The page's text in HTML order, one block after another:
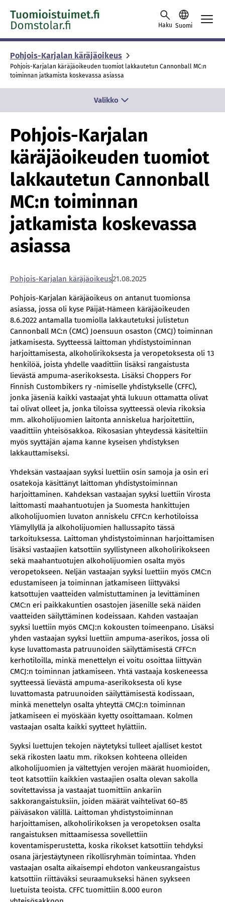
Siirry sisältöön
Haku Suomi
Pohjois-Karjalan käräjäoikeus
Pohjois-Karjalan käräjäoikeuden tuomiot lakkautetun Cannonball MC:n
toiminnan jatkamista koskevassa asiassa
Valikko
Pohjois-Karjalan
käräjäoikeuden tuomiot
lakkautetun Cannonball
MC:n toiminnan
jatkamista koskevassa
asiassa
Poh­jois-Kar­ja­lan kä­rä­jä­oi­keus21.08.2025
Pohjois-Karjalan käräjäoikeus on antanut tuomionsa
asiassa, jossa oli kyse Päijät-Hämeen käräjäoikeuden
8.6.2022 antamalla tuomiolla lakkautetuksi julistetun
Cannonball MC:n (CMC) Joensuun osaston (CMCJ) toiminnan
jatkamisesta. Syytteessä laittoman yhdistystoiminnan
harjoittamisesta, alkoholirikoksesta ja veropetoksesta oli 13
henkilöä, joista yhdelle vaadittiin lisäksi rangaistusta
lievästä ampuma-aserikoksesta. Lisäksi Choppers For
Finnish Custombikers ry -nimiselle yhdistykselle (CFFC),
jonka jäseniä kaikki vastaajat yhtä lukuun ottamatta olivat
tai olivat olleet ja, jonka tiloissa syytteessä olevia rikoksia
mm. alkoholijuomien laitonta anniskelua harjoitettiin,
vaadittiin yhteisösakkoa. Rikosasian yhteydessä käsiteltiin
myös syyttäjän ajama kanne kyseisen yhdistyksen
lakkauttamiseksi.
Yhdeksän vastaajaan syyksi luettiin osin samoja ja osin eri
osatekoja käsittänyt laittoman yhdistystoiminnan
harjoittaminen. Kahdeksan vastaajan syyksi luettiin Virosta
laittomasti maahantuotujen ja Suomesta hankittujen
alkoholijuomien luvaton anniskelu CFFC:n kerhotiloissa
Ylämyllyllä ja alkoholijuomien hallussapito tässä
tarkoituksessa. Laittoman yhdistystoiminnan harjoittamisen
lisäksi vastaajien katsottiin syyllistyneen alkoholirikokseen
sekä maahantuotujen alkoholijuomien osalta myös
veropetokseen. Neljän vastaajan syyksi luettiin myös CMC:n
edustamiseen ja toiminnan jatkamiseen liittyväksi
katsottujen vaatteiden valmistuttaminen ja levittäminen
CMC:n eri paikkakuntien osastojen jäsenille sekä näiden
vaatteiden säilyttäminen kodeissaan. Kahden vastaajan
syyksi luettiin myös CMCJ:n kokousten toimeenpano. Lisäksi
yhden vastaajan syyksi luettiin ampuma-aserikos, jossa oli
kyse luvattomasta patruunoiden säilyttämisestä CFFC:n
kerhotiloilla, minkä menettelyn ei voitu osoittaa liittyvän
CMCJ:n toiminnan jatkamiseen. Yhtä vastaaja koskeneessa
syytteessä lievästä ampuma-aserikoksesta oli kyse
luvattomasta patruunoiden säilyttämisestä kodissaan,
minkä menettelyn osalta yhteyttä CMCJ:n toiminnan
jatkamiseen ei myöskään kyetty osoittamaan. Kolmen
vastaajan osalta kaikki syytteet hylättiin.
Syyksi luettujen tekojen näytetyksi tulleet ajalliset kestot
sekä rikosten laatu mm. rikoksen kohteena olleiden
alkoholijuomien ja vältettyjen verojen määrät huomioiden,
teot katsottiin kaikkien vastaajien osalta olevan sakolla
sovitettavissa ja vastaajat tuomittiin ankariin
sakkorangaistuksiin, joiden määrät vaihtelivat 60–85
päiväsakon välillä. Laittoman yhdistystoiminnan
harjoittamisen, alkoholirikoksen ja veropetoksen osalta
rangaistuksen mittaamisessa sovellettiin
koventamisperustetta, koska rikokset katsottiin tehdyksi
osana järjestäytyneen rikollisryhmän toimintaa. Yhden
vastaajan osalta aikaisempi ehdoton vankeusrangaistus
katsottiin riittäväksi seuraamukseksi hänen syykseen
luetuista teoista. CFFC tuomittiin 8.000 euron